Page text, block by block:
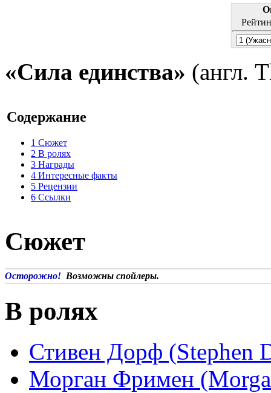
«Сила единства» (англ.
Содержание
1 Сюжет
2 В ролях
3 Награды
4 Интересные факты
5 Рецензии
6 Ссылки
Сюжет
Осторожно! Возможны спойлеры.
В ролях
Стивен Дорф (Stephen
Морган Фримен